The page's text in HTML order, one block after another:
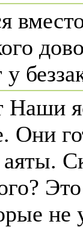
у
Наши
Они
не